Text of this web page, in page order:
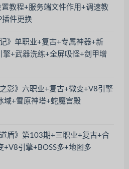
教程+服务端文件作用+调速教
插件更换
记》单职业+复古+专属神器+新
擎+武器洗练+全屏吸怪+剑甲增
之影》六职业+复古+微变+V8引擎
域+雪原神塔+蛇魔宫殿
道盾》第103期+三职业+复古+合
+V8引擎+BOSS多+地图多